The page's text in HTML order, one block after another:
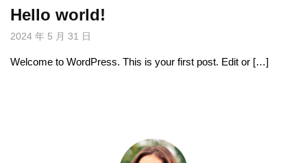
Hello world!
2024 年 5 月 31 日
Welcome to WordPress. This is your first post. Edit or […]